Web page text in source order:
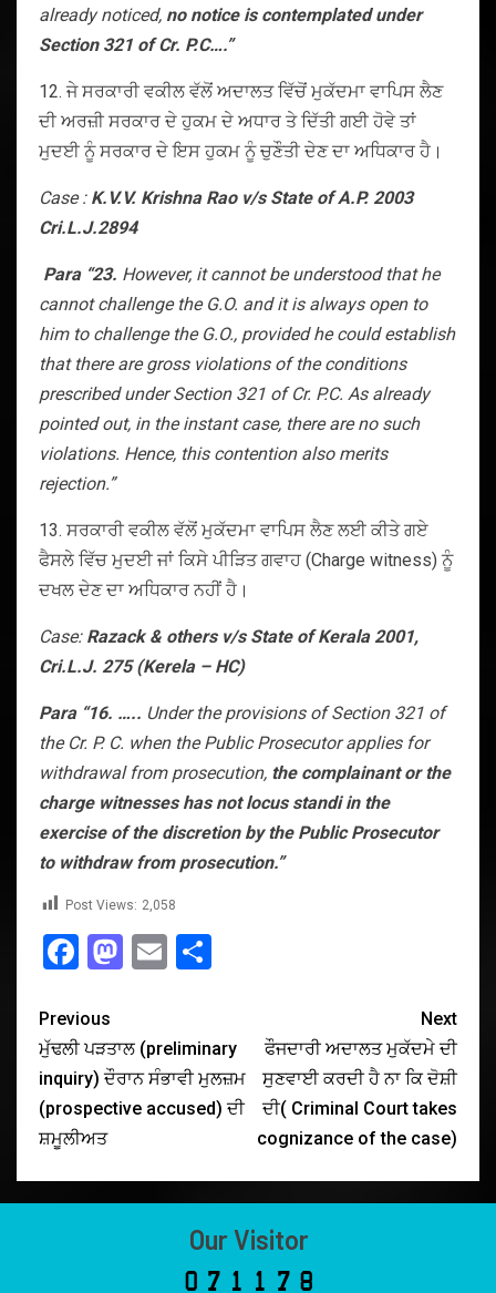
already noticed, no notice is contemplated under
Section 321 of Cr. P.C….”
12. ਜੇ ਸਰਕਾਰੀ ਵਕੀਲ ਵੱਲੋਂ ਅਦਾਲਤ ਵਿੱਚੋਂ ਮੁਕੱਦਮਾ ਵਾਪਿਸ ਲੈਣ
ਦੀ ਅਰਜ਼ੀ ਸਰਕਾਰ ਦੇ ਹੁਕਮ ਦੇ ਅਧਾਰ ਤੇ ਦਿੱਤੀ ਗਈ ਹੋਵੇ ਤਾਂ
ਮੁਦਈ ਨੂੰ ਸਰਕਾਰ ਦੇ ਇਸ ਹੁਕਮ ਨੂੰ ਚੁਣੌਤੀ ਦੇਣ ਦਾ ਅਧਿਕਾਰ ਹੈ।
Case : K.V.V. Krishna Rao v/s State of A.P. 2003
Cri.L.J.2894
Para “23. However, it cannot be understood that he
cannot challenge the G.O. and it is always open to
him to challenge the G.O., provided he could establish
that there are gross violations of the conditions
prescribed under Section 321 of Cr. P.C. As already
pointed out, in the instant case, there are no such
violations. Hence, this contention also merits
rejection.”
13. ਸਰਕਾਰੀ ਵਕੀਲ ਵੱਲੋਂ ਮੁਕੱਦਮਾ ਵਾਪਿਸ ਲੈਣ ਲਈ ਕੀਤੇ ਗਏ
ਫੈਸਲੇ ਵਿੱਚ ਮੁਦਈ ਜਾਂ ਕਿਸੇ ਪੀੜਿਤ ਗਵਾਹ (Charge witness) ਨੂੰ
ਦਖਲ ਦੇਣ ਦਾ ਅਧਿਕਾਰ ਨਹੀਂ ਹੈ।
Case: Razack & others v/s State of Kerala 2001,
Cri.L.J. 275 (Kerela – HC)
Para “16. ….. Under the provisions of Section 321 of
the Cr. P. C. when the Public Prosecutor applies for
withdrawal from prosecution, the complainant or the
charge witnesses has not locus standi in the
exercise of the discretion by the Public Prosecutor
to withdraw from prosecution.”
Post Views: 2,058
Facebook
Mastodon
Email
Previous
ਮੁੱਢਲੀ ਪੜਤਾਲ (preliminary
inquiry) ਦੌਰਾਨ ਸੰਭਾਵੀ ਮੁਲਜ਼ਮ
(prospective accused) ਦੀ
ਸ਼ਮੂਲੀਅਤ
Next
ਫੌਜਦਾਰੀ ਅਦਾਲਤ ਮੁਕੱਦਮੇ ਦੀ
ਸੁਣਵਾਈ ਕਰਦੀ ਹੈ ਨਾ ਕਿ ਦੋਸ਼ੀ
ਦੀ( Criminal Court takes
cognizance of the case)
Our Visitor